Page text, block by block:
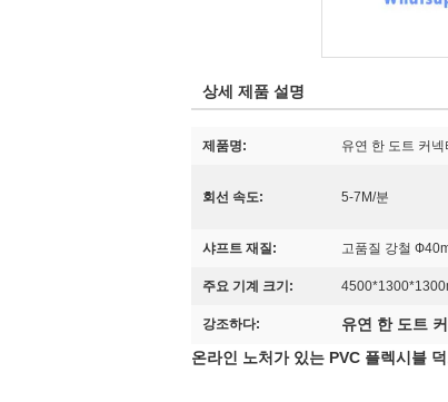
상세 제품 설명
제품명: 유연 한 도트 커넥
회선 속도: 5-7M/분
샤프트 재질: 고품질 강철
주요 기계 크기:
강조하다: 유연 한 도트
온라인 노처가 있는 PVC 플렉시블